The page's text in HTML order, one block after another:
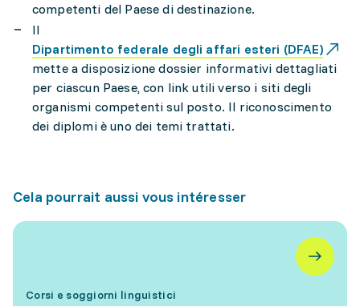
competenti del Paese di destinazione.
Il
Dipartimento federale degli affari esteri (DFAE)
mette a disposizione dossier informativi dettagliati
per ciascun Paese, con link utili verso i siti degli
organismi competenti sul posto. Il riconoscimento
dei diplomi è uno dei temi trattati.
Cela pourrait aussi vous intéresser
Corsi e soggiorni linguistici